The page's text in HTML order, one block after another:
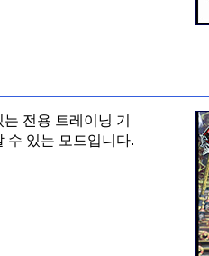
전용 트레이닝 기
수 있는 모드입니다.